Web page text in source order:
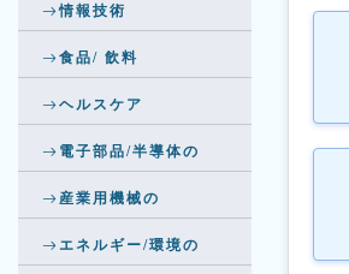
情報技術
食品/ 飲料
ヘルスケア
電子部品/半導体の
産業用機械の
エネルギー/環境の